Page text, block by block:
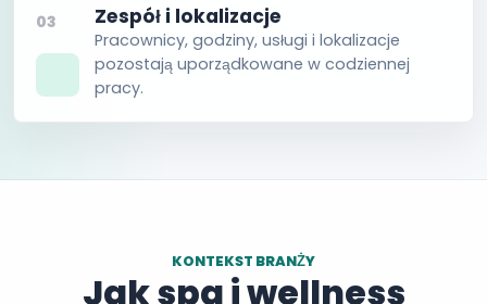
03 Zespół i lokalizacje
Pracownicy, godziny, usługi i lokalizacje
pozostają uporządkowane w codziennej
pracy.
KONTEKST BRANŻY
Jak spa i wellness